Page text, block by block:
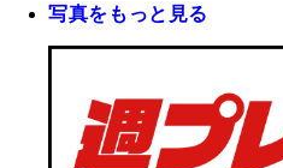
写真をもっと見る